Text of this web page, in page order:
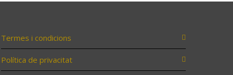
Termes i condicions
Política de privacitat